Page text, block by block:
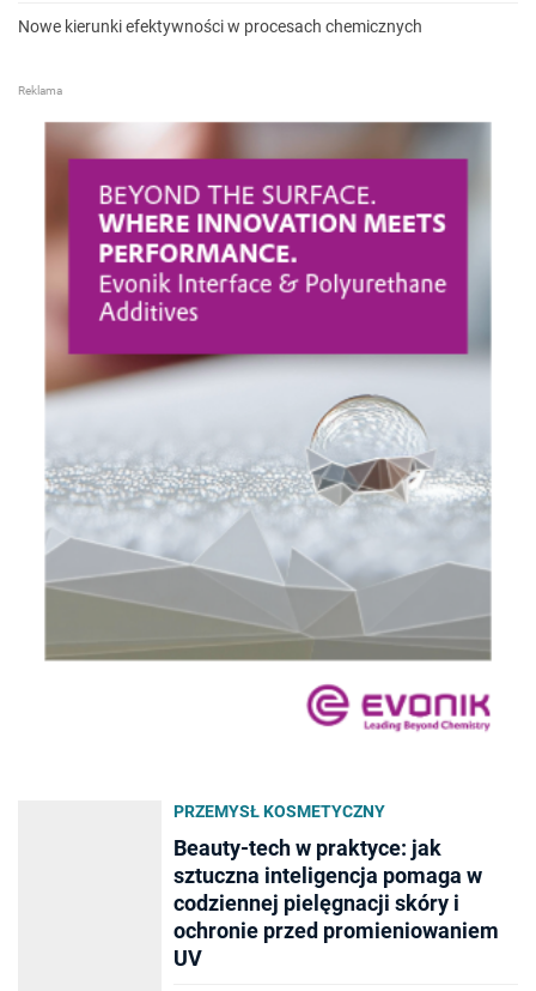
Nowe kierunki efektywności w procesach chemicznych
PRZEMYSŁ KOSMETYCZNY
Beauty-tech w praktyce: jak
sztuczna inteligencja pomaga w
codziennej pielęgnacji skóry i
ochronie przed promieniowaniem
UV